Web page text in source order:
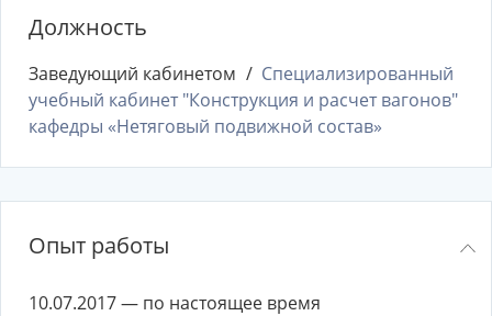
Должность
Заведующий кабинетом
Специализированный
учебный кабинет "Конструкция и расчет вагонов"
кафедры «Нетяговый подвижной состав»
Опыт работы
10.07.2017 — по настоящее время